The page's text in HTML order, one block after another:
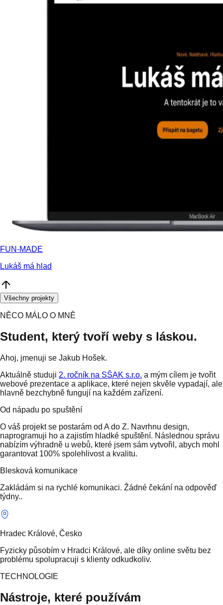
FUN-MADE
Lukáš má hlad
Všechny projekty
NĚCO MÁLO O MNĚ
Student, který tvoří weby s láskou.
Ahoj, jmenuji se Jakub Hošek.
Aktuálně studuji 2. ročník na SŠAK s.r.o. a mým cílem je tvořit
webové prezentace a aplikace, které nejen skvěle vypadají, ale
hlavně bezchybně fungují na každém zařízení.
Od nápadu po spuštění
O váš projekt se postarám od A do Z. Navrhnu design,
naprogramuji ho a zajistím hladké spuštění. Následnou správu
nabízím výhradně u webů, které jsem sám vytvořil, abych mohl
garantovat 100% spolehlivost a kvalitu.
Blesková komunikace
Zakládám si na rychlé komunikaci. Žádné čekání na odpověď
týdny..
Hradec Králové, Česko
Fyzicky působím v Hradci Králové, ale díky online světu bez
problému spolupracuji s klienty odkudkoliv.
TECHNOLOGIE
Nástroje, které používám